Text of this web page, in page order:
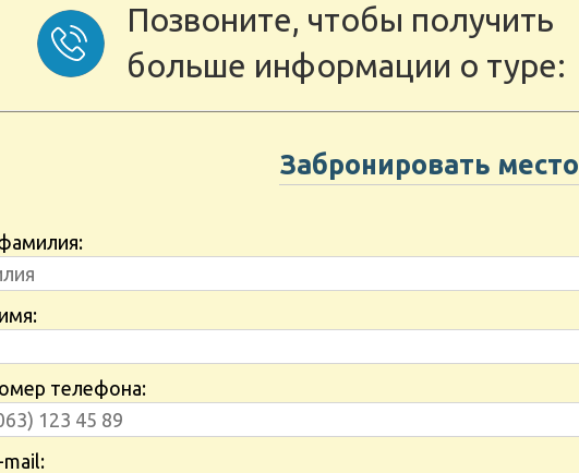
Позвоните, чтобы получить
больше информации о туре:
Забронировать место
телефона: